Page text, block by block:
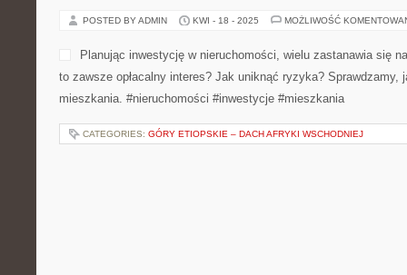
POSTED BY ADMIN KWI - 18 - 2025 MOŻLIWOŚĆ
Planując inwestycję w nieruchomości, wielu zastanawia się
to zawsze opłacalny interes? Jak uniknąć ryzyka? Sprawdzamy,
mieszkania. #nieruchomości #inwestycje #mieszkania
CATEGORIES: GÓRY ETIOPSKIE – DACH AFRYKI WSCHODNIEJ